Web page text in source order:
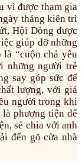
vì được tham gia
tháng kiên trì
Hội Dòng được
giúp đỡ những
“cuộn chả yêu
những người trẻ
say góp sức để
lượng, với giá
người trong khi
phương tiện để
sẻ chia với anh
đến gõ cửa nhà